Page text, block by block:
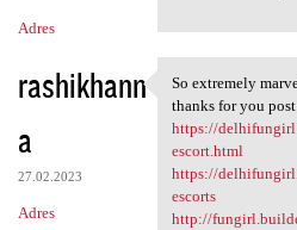
Adres
rashikhann
a
27.02.2023
Adres
So extremely
So extremely
thanks for you
https://
escort.html
https://
escorts
http://